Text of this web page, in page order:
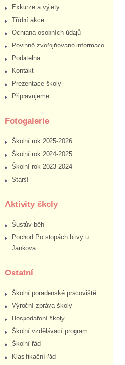
Exkurze a výlety
Třídní akce
Ochrana osobních údajů
Povinně zveřejňované informace
Podatelna
Kontakt
Prezentace školy
Připravujeme
Fotogalerie
Školní rok 2025-2026
Školní rok 2024-2025
Školní rok 2023-2024
Starší
Aktivity školy
Šustův běh
Pochod Po stopách bitvy u
Jankova
Ostatní
Školní poradenské pracoviště
Výroční zpráva školy
Hospodaření školy
Školní vzdělávací program
Školní řád
Klasifikační řád